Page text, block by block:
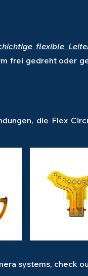
flexible
frei gedreht oder
die Flex
systems, check